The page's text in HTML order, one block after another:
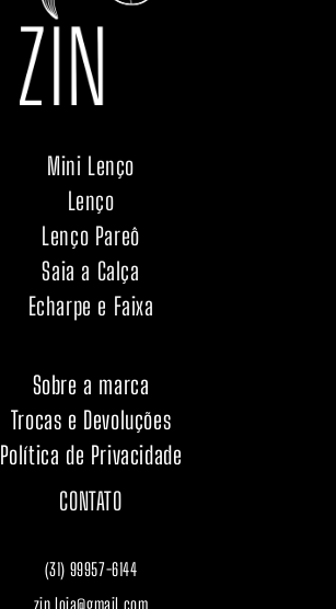
Mini Lenço
Lenço
Lenço Pareô
Saia a Calça
Echarpe e Faixa
Sobre a marca
Trocas e Devoluções
Política de Privacidade
CONTATO
(31) 99957-6144
zin.loja@gmail.com